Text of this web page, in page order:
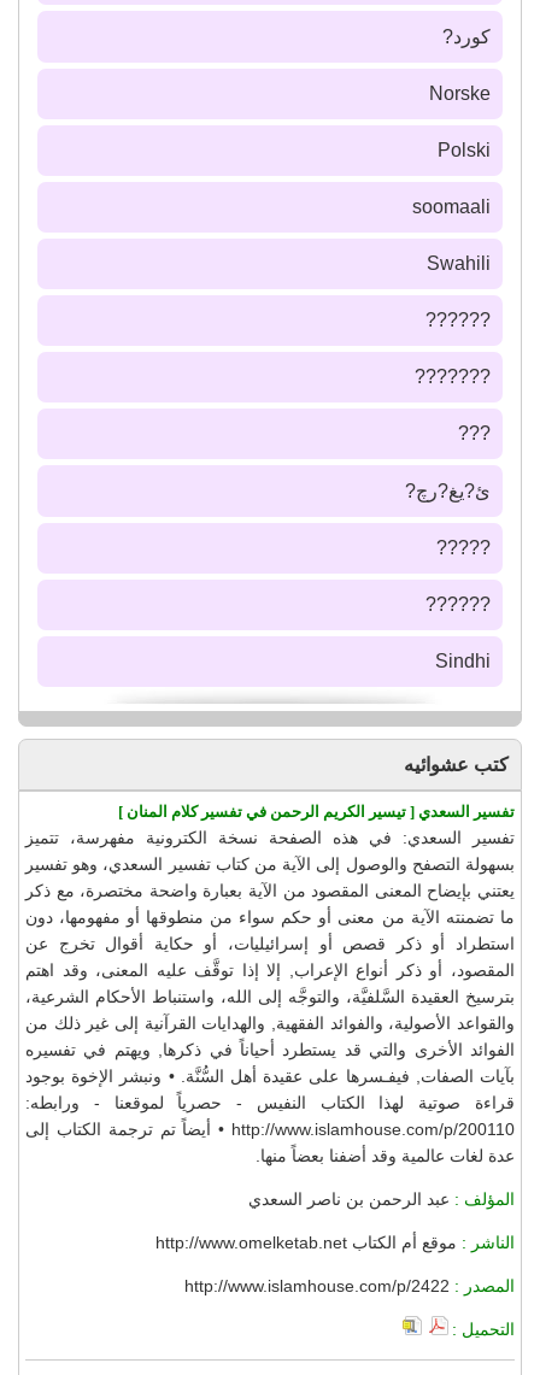
كورد?
Norske
Polski
soomaali
Swahili
??????
???????
???
ئ?يغ?رچ?
?????
??????
Sindhi
كتب عشوائيه
تفسير السعدي [ تيسير الكريم الرحمن في تفسير كلام المنان ]
تفسير السعدي: في هذه الصفحة نسخة الكترونية مفهرسة، تتميز
بسهولة التصفح والوصول إلى الآية من كتاب تفسير السعدي، وهو تفسير
يعتني بإيضاح المعنى المقصود من الآية بعبارة واضحة مختصرة، مع ذكر
ما تضمنته الآية من معنى أو حكم سواء من منطوقها أو مفهومها، دون
استطراد أو ذكر قصص أو إسرائيليات، أو حكاية أقوال تخرج عن
المقصود، أو ذكر أنواع الإعراب, إلا إذا توقَّف عليه المعنى، وقد اهتم
بترسيخ العقيدة السَّلفيَّة، والتوجَّه إلى الله، واستنباط الأحكام الشرعية،
والقواعد الأصولية، والفوائد الفقهية, والهدايات القرآنية إلى غير ذلك من
الفوائد الأخرى والتي قد يستطرد أحياناً في ذكرها, ويهتم في تفسيره
بآيات الصفات, فيفـسرها على عقيدة أهل السُّنَّة. • ونبشر الإخوة بوجود
قراءة صوتية لهذا الكتاب النفيس - حصرياً لموقعنا - ورابطه:
http://www.islamhouse.com/p/200110 • أيضاً تم ترجمة الكتاب إلى
عدة لغات عالمية وقد أضفنا بعضاً منها.
المؤلف : عبد الرحمن بن ناصر السعدي
الناشر : موقع أم الكتاب http://www.omelketab.net
المصدر : http://www.islamhouse.com/p/2422
التحميل :